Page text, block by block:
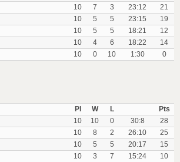
10 7 3 23:12
21
10 5 5 23:15
19
10 5 5 18:21
12
10 4 6 18:22
14
10 0 10 1:30 0
Pl
W L
Pts
10 10 0 30:8
28
10 8 2 26:10
25
10 5 5 20:17
15
10 3 7 15:24 10